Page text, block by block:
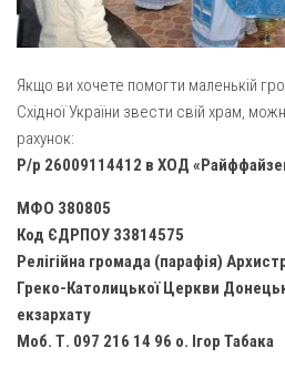
Свято-Івано-Павлівський
Св. Йосифа ОПДМ
Монастир сестер милосердя
Монастир Успення Пресвятої
Святого Василія Великого
Комісії
Катехитична комісія
Комісія у справах молоді
Комісія у справах родини
Комісія з питань
Якщо ви хочете помогти маленькій
Східної України звести свій храм,
рахунок:
Р/р 26009114412 в ХОД
МФО 380805
Код ЄДРПОУ 33814575
Релігійна громада (парафія)
Греко-Католицької Церкви
екзархату
Моб. Т. 097 216 14 96 о. Ігор Табака